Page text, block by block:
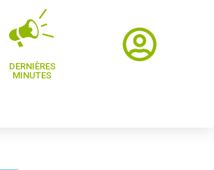
DERNIÈRES
MINUTES